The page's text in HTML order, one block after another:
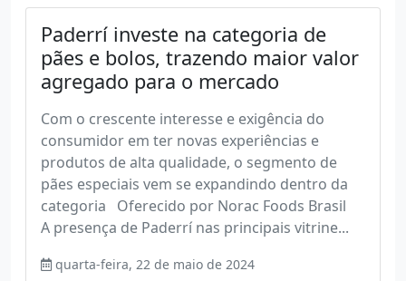
Paderrí investe na categoria de
pães e bolos, trazendo maior valor
agregado para o mercado
Com o crescente interesse e exigência do
consumidor em ter novas experiências e
produtos de alta qualidade, o segmento de
pães especiais vem se expandindo dentro da
categoria Oferecido por Norac Foods Brasil
A presença de Paderrí nas principais vitrine...
quarta-feira, 22 de maio de 2024